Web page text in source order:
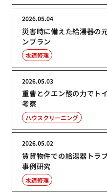
災害時に備えた給湯器の
ンプラン
2026.05.04
水道修理
重曹とクエン酸の力でト
考察
2026.05.03
ハウスクリーニング
賃貸物件での給湯器トラ
事例研究
2026.05.02
水道修理